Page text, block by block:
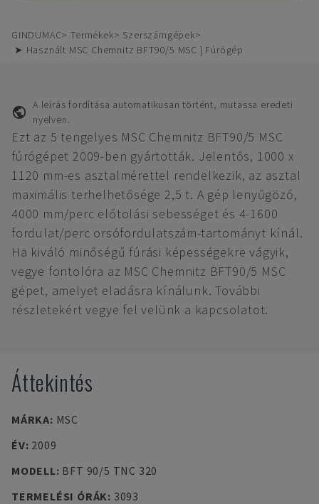
GINDUMAC Termékek
Szerszámgépek
➤ Használt MSC Chemnitz BFT90/5 MSC | Fúrógép
A leírás fordítása automatikusan történt, mutassa eredeti
nyelven.
Ezt az 5 tengelyes MSC Chemnitz BFT90/5 MSC
fúrógépet 2009-ben gyártották. Jelentős, 1000 x
1120 mm-es asztalmérettel rendelkezik, az asztal
maximális terhelhetősége 2,5 t. A gép lenyűgöző,
4000 mm/perc előtolási sebességet és 4-1600
fordulat/perc orsófordulatszám-tartományt kínál.
Ha kiváló minőségű fúrási képességekre vágyik,
vegye fontolóra az MSC Chemnitz BFT90/5 MSC
gépet, amelyet eladásra kínálunk. További
részletekért vegye fel velünk a kapcsolatot.
Áttekintés
MÁRKA: MSC
ÉV: 2009
MODELL: BFT 90/5 TNC 320
TERMELÉSI ÓRÁK: 3093